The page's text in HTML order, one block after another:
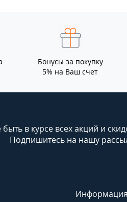
Бонусы за покупку
5% на Ваш счет
быть в курсе всех акций и
Подпишитесь на нашу
Информация